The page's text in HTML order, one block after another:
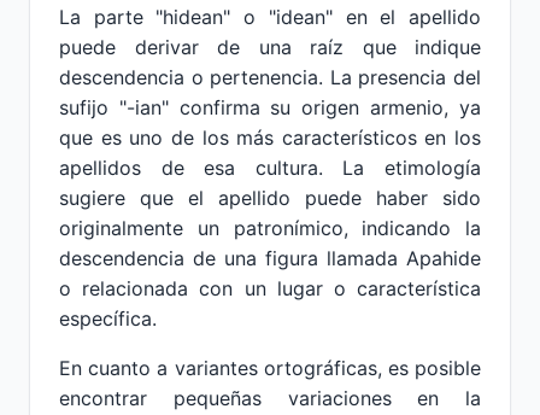
La parte "hidean" o "idean" en el apellido
puede derivar de una raíz que indique
descendencia o pertenencia. La presencia del
sufijo "-ian" confirma su origen armenio, ya
que es uno de los más característicos en los
apellidos de esa cultura. La etimología
sugiere que el apellido puede haber sido
originalmente un patronímico, indicando la
descendencia de una figura llamada Apahide
o relacionada con un lugar o característica
específica.
En cuanto a variantes ortográficas, es posible
encontrar pequeñas variaciones en la